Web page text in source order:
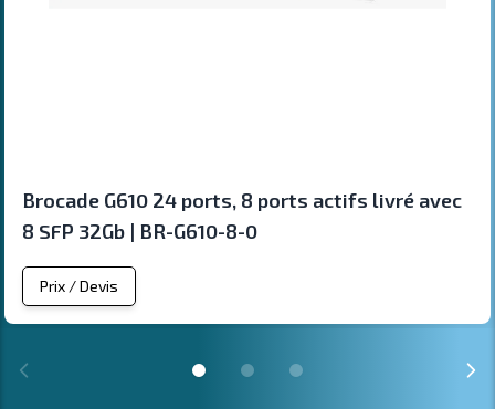
Brocade G610 24 ports, 8 ports actifs livré avec
8 SFP 32Gb | BR-G610-8-0
Prix / Devis